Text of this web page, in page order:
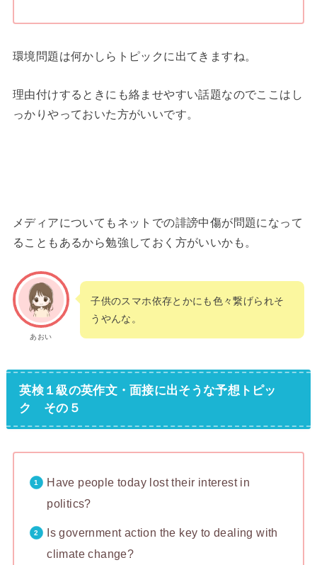
環境問題は何かしらトピックに出てきますね。
理由付けするときにも絡ませやすい話題なのでここはし
っかりやっておいた方がいいです。
メディアについてもネットでの誹謗中傷が問題になって
ることもあるから勉強しておく方がいいかも。
あおい
子供のスマホ依存とかにも色々繋げられそ
うやんな。
英検１級の英作文・面接に出そうな予想トピッ
ク その５
Have people today lost their interest in
politics?
Is government action the key to dealing with
climate change?